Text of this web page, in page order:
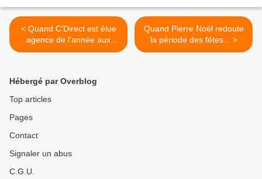
< Quand C'Direct est élue
agence de l'année aux
Antilles...
Quand Pierre Noël redoute
la période des fêtes... >
Hébergé par Overblog
Top articles
Pages
Contact
Signaler un abus
C.G.U.